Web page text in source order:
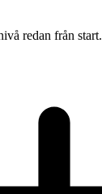
redan från start.